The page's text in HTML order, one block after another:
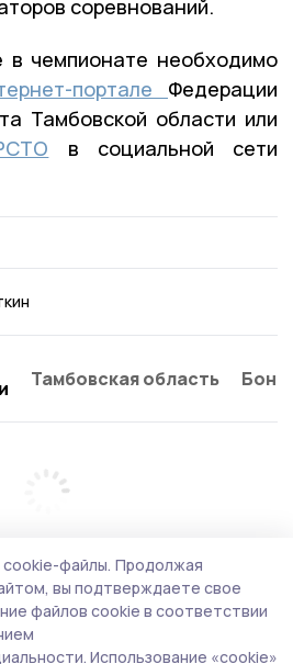
соревнований.
в чемпионате необходимо
портале Федерации
Тамбовской области или
в социальной сети
Тамбовская область
файлы. Продолжая
вы подтверждаете свое
файлов cookie в соответствии
Использование «cookie»